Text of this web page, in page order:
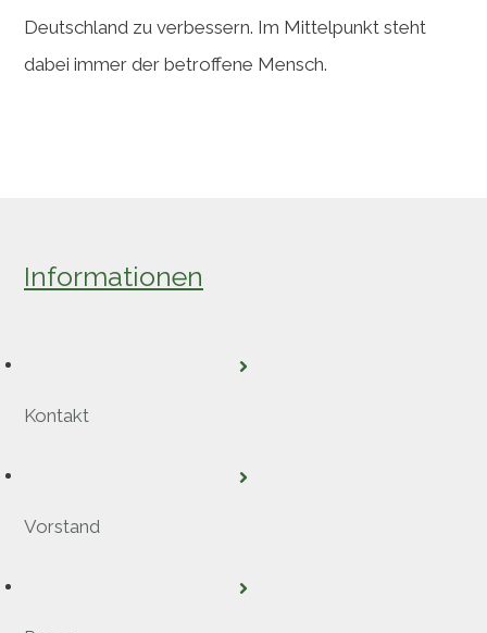
Deutschland zu verbessern. Im Mittelpunkt steht
dabei immer der betroffene Mensch.
Informationen
Kontakt
Vorstand